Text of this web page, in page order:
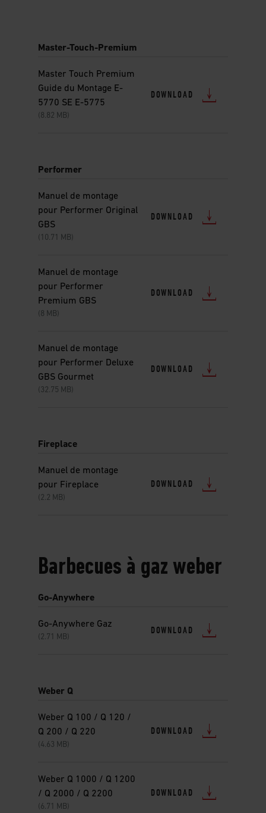
of
images
or
videos.
Use
to
Master-Touch-Premium
Master Touch Premium
Guide du Montage E-
5770 SE E-5775
(8.82 MB)
DOWNLOAD
Performer
Manuel de montage
pour Performer Original
GBS
(10.71 MB)
DOWNLOAD
Manuel de montage
pour Performer
Premium GBS
(8 MB)
DOWNLOAD
Manuel de montage
pour Performer Deluxe
GBS Gourmet
(32.75 MB)
DOWNLOAD
Fireplace
Manuel de montage
pour Fireplace
(2.2 MB)
DOWNLOAD
Barbecues à gaz weber
Go-Anywhere
Go-Anywhere Gaz
(2.71 MB)
DOWNLOAD
Weber Q
Weber Q 100 / Q 120 /
Q 200 / Q 220
(4.63 MB)
DOWNLOAD
Weber Q 1000 / Q 1200
/ Q 2000 / Q 2200
(6.71 MB)
DOWNLOAD